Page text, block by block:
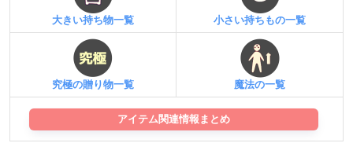
大きい持ち物一覧 小さい持ちもの一覧
究極の贈り物一覧 魔法の一覧
アイテム関連情報まとめ